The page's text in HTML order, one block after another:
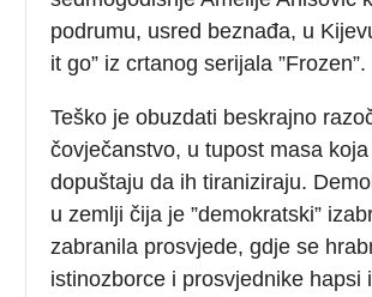
podrumu, usred beznađa, u
it go” iz crtanog serijala ”Frozen”.
Teško je obuzdati beskrajno
čovječanstvo, u tupost masa
dopuštaju da ih tiraniziraju.
u zemlji čija je ”demokratski”
zabranila prosvjede, gdje se
istinozborce i prosvjednike hapsi